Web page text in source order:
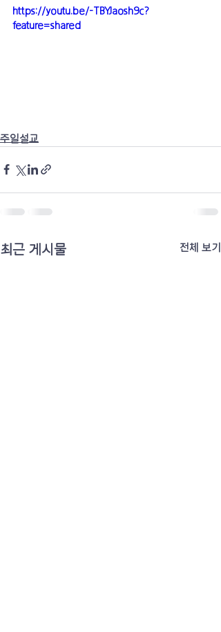
https://youtu.be/-TBYJaosh9c?
feature=shared
주일설교
최근 게시물 전체 보기